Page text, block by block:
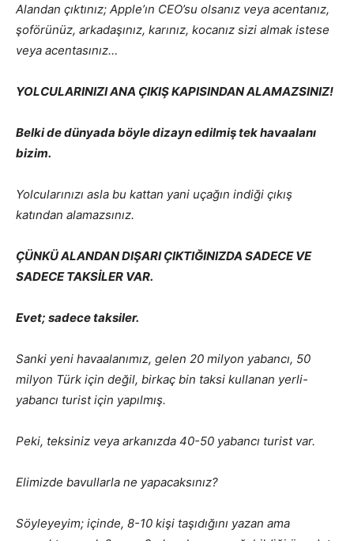
Alandan çıktınız; Apple’ın CEO’su olsanız veya acentanız,
şoförünüz, arkadaşınız, karınız, kocanız sizi almak istese
veya acentasınız…
YOLCULARINIZI ANA ÇIKIŞ KAPISINDAN ALAMAZSINIZ!
Belki de dünyada böyle dizayn edilmiş tek havaalanı
bizim.
Yolcularınızı asla bu kattan yani uçağın indiği çıkış
katından alamazsınız.
ÇÜNKÜ ALANDAN DIŞARI ÇIKTIĞINIZDA SADECE VE
SADECE TAKSİLER VAR.
Evet; sadece taksiler.
Sanki yeni havaalanımız, gelen 20 milyon yabancı, 50
milyon Türk için değil, birkaç bin taksi kullanan yerli-
yabancı turist için yapılmış.
Peki, teksiniz veya arkanızda 40-50 yabancı turist var.
Elimizde bavullarla ne yapacaksınız?
Söyleyeyim; içinde, 8-10 kişi taşıdığını yazan ama